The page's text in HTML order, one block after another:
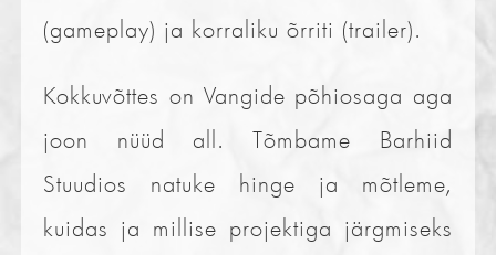
(gameplay) ja korraliku õrriti (trailer).
Kokkuvõttes on Vangide põhiosaga aga
joon nüüd all. Tõmbame Barhiid
Stuudios natuke hinge ja mõtleme,
kuidas ja millise projektiga järgmiseks